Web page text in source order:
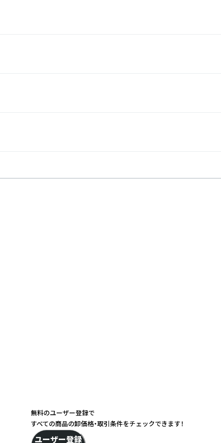
無料のユーザー登録で
すべての商品の卸価格・取引条件をチェックできます！
ユーザー登録